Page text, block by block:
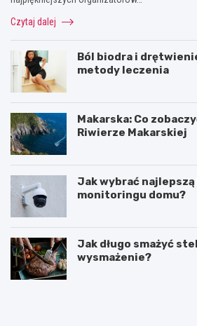
Czytaj dalej
Ból biodra i
metody leczenia
Makarska: Co
Riwierze Makarskiej
Jak wybrać najlepszą
monitoringu domu?
Jak długo smażyć
wysmażenie?